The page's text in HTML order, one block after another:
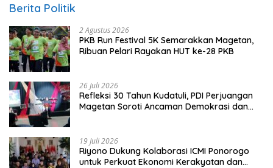
Berita Politik
2 Agustus 2026
PKB Run Festival 5K Semarakkan Magetan,
Ribuan Pelari Rayakan HUT ke-28 PKB
26 Juli 2026
Refleksi 30 Tahun Kudatuli, PDI Perjuangan
Magetan Soroti Ancaman Demokrasi dan
19 Juli 2026
Riyono Dukung Kolaborasi ICMI Ponorogo
untuk Perkuat Ekonomi Kerakyatan dan